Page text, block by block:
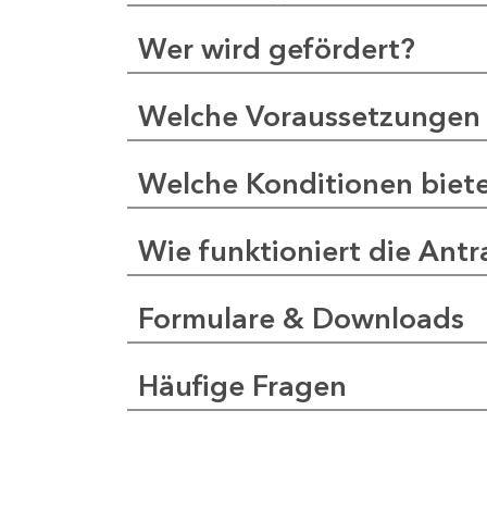
Wer wird gefördert?
Welche
Welche Konditionen
Wie funktioniert die
Formulare & Downloads
Häufige Fragen